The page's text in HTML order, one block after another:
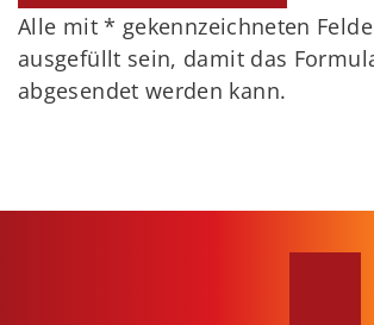
Alle mit* gekennzeichneten
ausgefüllt sein, damit das
abgesendet werden kann.